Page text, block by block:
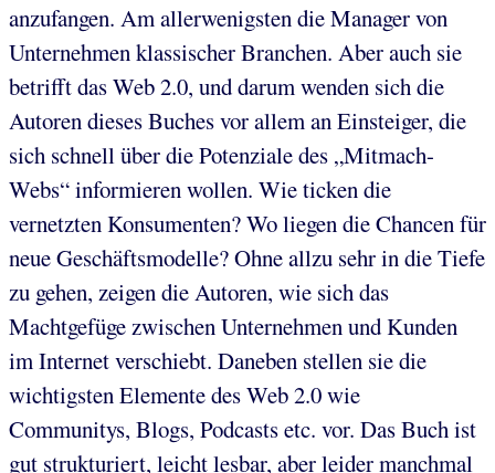
anzufangen. Am allerwenigsten die Manager von
Unternehmen klassischer Branchen. Aber auch sie
betrifft das Web 2.0, und darum wenden sich die
Autoren dieses Buches vor allem an Einsteiger, die
sich schnell über die Potenziale des „Mitmach-
Webs“ informieren wollen. Wie ticken die
vernetzten Konsumenten? Wo liegen die Chancen für
neue Geschäftsmodelle? Ohne allzu sehr in die Tiefe
zu gehen, zeigen die Autoren, wie sich das
Machtgefüge zwischen Unternehmen und Kunden
im Internet verschiebt. Daneben stellen sie die
wichtigsten Elemente des Web 2.0 wie
Communitys, Blogs, Podcasts etc. vor. Das Buch ist
gut strukturiert, leicht lesbar, aber leider manchmal